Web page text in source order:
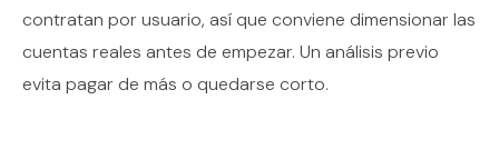
contratan por usuario, así que conviene dimensionar las
cuentas reales antes de empezar. Un análisis previo
evita pagar de más o quedarse corto.